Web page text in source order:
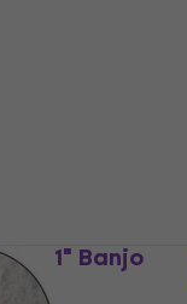
11" Banjo